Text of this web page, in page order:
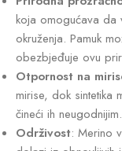
koja omogućava da
okruženja. Pamuk
obezbjeđuje ovu
Otpornost na
mirise, dok sintetika
čineći ih neugodnijim.
Održivost: Merino